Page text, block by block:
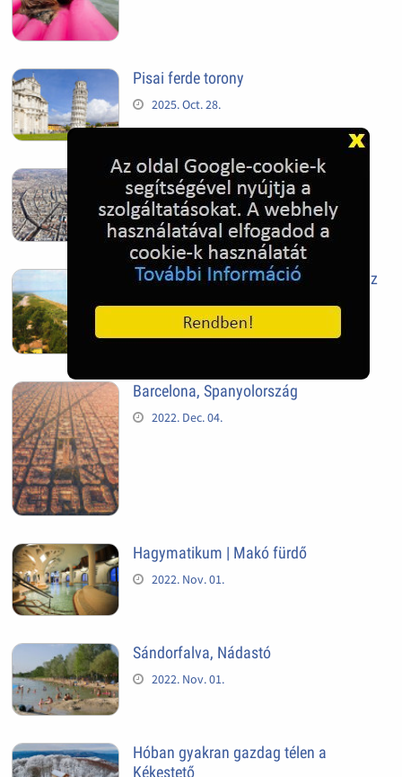
Pisai ferde torony
2025. Oct. 28.
Szeged
2025. Oct. 28.
Siófok, mielőtt beépült az Aranypart az
2024. Nov. 17.
Barcelona, Spanyolország
2022. Dec. 04.
Hagymatikum | Makó fürdő
2022. Nov. 01.
Sándorfalva, Nádastó
2022. Nov. 01.
Hóban gyakran gazdag télen a
Kékestető